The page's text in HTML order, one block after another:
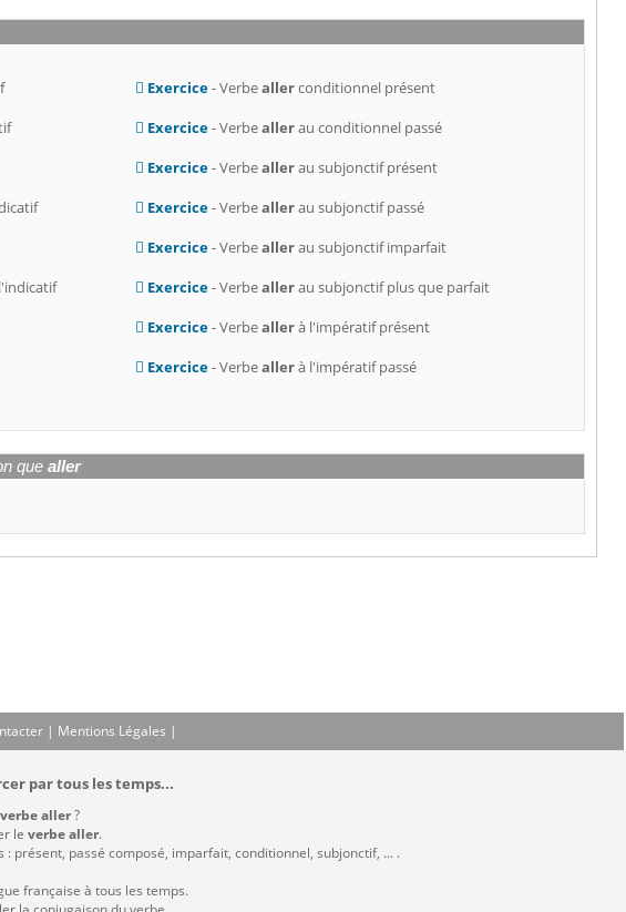
Exercice- Verbeallerconditionnel présent
Exercice- Verbeallerau conditionnel passé
Exercice- Verbeallerau subjonctif présent
Exercice- Verbeallerau subjonctif passé
Exercice- Verbeallerau subjonctif imparfait
Exercice- Verbeallerau subjonctif plus que parfait
Exercice- Verbeallerà l'impératif présent
Exercice- Verbeallerà l'impératif passé
quealler
| Mentions Légales |
par tous les temps...
verbe aller?
le verbe aller.
présent, passé composé, imparfait, conditionnel, subjonctif, ... .
française à tous les temps.